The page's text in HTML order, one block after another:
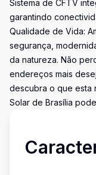
Sistema de CFTV
garantindo
Qualidade de Vida:
segurança,
da natureza. Não
endereços mais
descubra o que esta
Solar de Brasília